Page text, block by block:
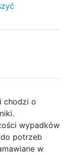
chodzi o
wypadków
potrzeb
w